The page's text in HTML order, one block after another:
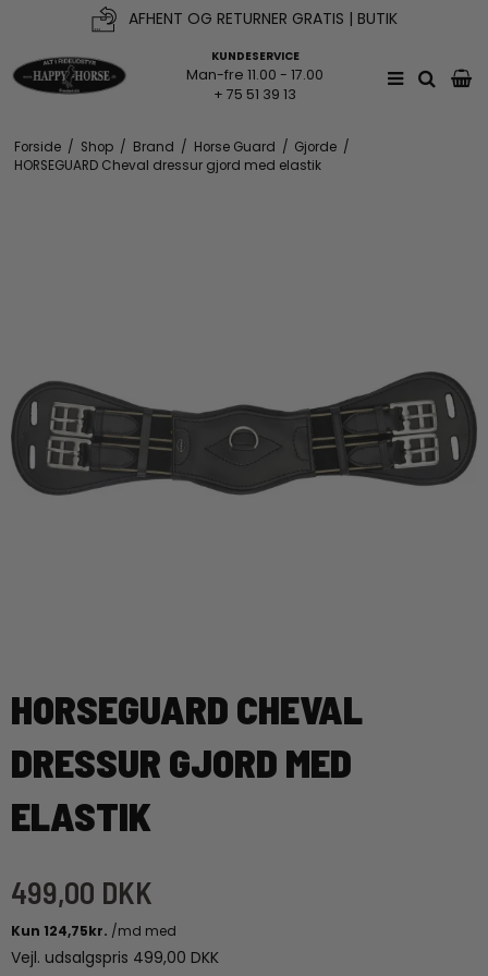
AFHENT OG RETURNER GRATIS | BUTIK
KUNDESERVICE
Man-fre 11.00 - 17.00
+ 75 51 39 13
Forside / Shop / Brand / Horse Guard / Gjorde /
HORSEGUARD Cheval dressur gjord med elastik
HORSEGUARD CHEVAL
DRESSUR GJORD MED
ELASTIK
499,00 DKK
Vejl. udsalgspris 499,00 DKK